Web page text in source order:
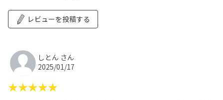
レビューを投稿する
しとん さん
2025/01/17
★★★★★